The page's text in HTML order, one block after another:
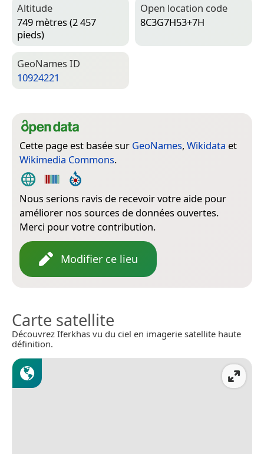
Altitude
749 mètres (2 457
pieds)
Open location code
8C3G7H53+7H
Geo­Names ID
10924221
Cette page est basée sur GeoNames, Wikidata et
Wikimedia Commons.
Nous serions ravis de recevoir votre aide pour
améliorer nos sources de données ouvertes.
Merci pour votre contribution.
Modifier ce lieu
Carte satellite
Découvrez Iferkhas vu du ciel en imagerie satellite haute
définition.